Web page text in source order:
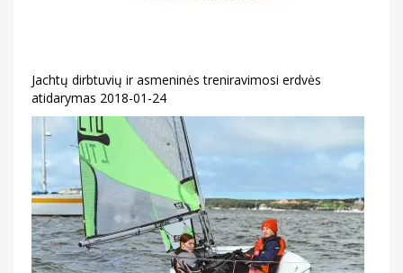
Jachtų dirbtuvių ir asmeninės treniravimosi erdvės
atidarymas 2018-01-24